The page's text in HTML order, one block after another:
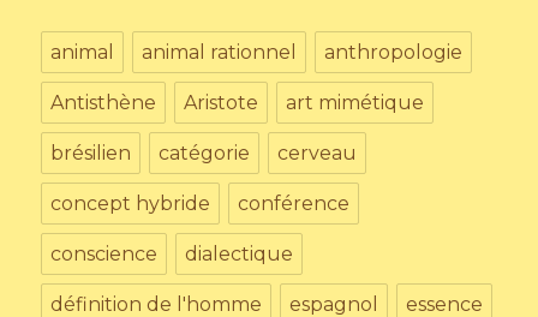
animal animal rationnel anthropologie
Antisthène Aristote art mimétique
brésilien catégorie cerveau
concept hybride conférence
conscience dialectique
définition de l'homme espagnol essence